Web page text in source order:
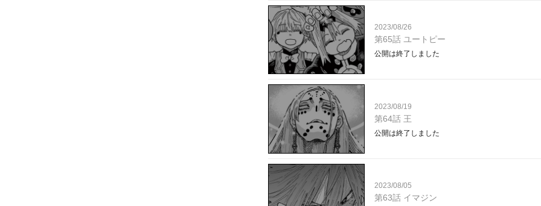
2023/08/26
第65話 ユートピー
公開は終了しました
2023/08/19
第64話 王
公開は終了しました
2023/08/05
第63話 イマジン